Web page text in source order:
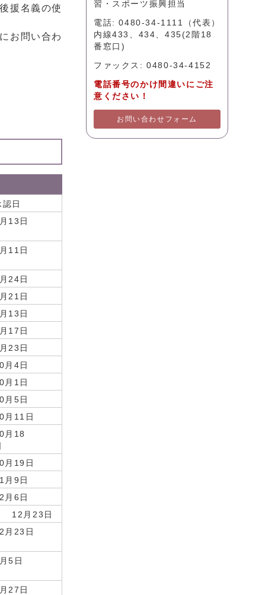
援名義の使
お問い合わ
認日
13日
11日
24日
21日
13日
17日
23日
月4日
月1日
月5日
月11日
月18
月19日
月9日
月6日
月23日
月23日
5日
27日
習・スポーツ振興担当
電話: 0480-34-1111（代表）
内線433、434、435(2階18
番窓口)
ファックス: 0480-34-4152
電話番号のかけ間違いにご注
意ください！
お問い合わせフォーム